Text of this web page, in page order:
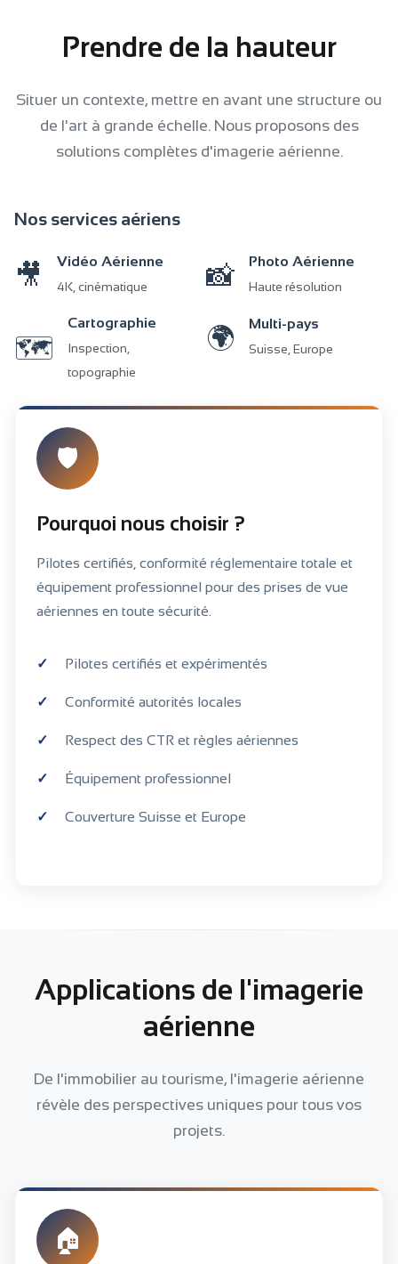
Prendre de la hauteur
Situer un contexte, mettre en avant une structure ou
de l'art à grande échelle. Nous proposons des
solutions complètes d'imagerie aérienne.
Nos services aériens
🎥 Vidéo Aérienne
4K, cinématique 📸 Photo Aérienne
Haute résolution
🗺️
Cartographie
Inspection,
topographie
🌍 Multi-pays
Suisse, Europe
🛡️
Pourquoi nous choisir ?
Pilotes certifiés, conformité réglementaire totale et
équipement professionnel pour des prises de vue
aériennes en toute sécurité.
Pilotes certifiés et expérimentés
Conformité autorités locales
Respect des CTR et règles aériennes
Équipement professionnel
Couverture Suisse et Europe
Applications de l'imagerie
aérienne
De l'immobilier au tourisme, l'imagerie aérienne
révèle des perspectives uniques pour tous vos
projets.
🏠